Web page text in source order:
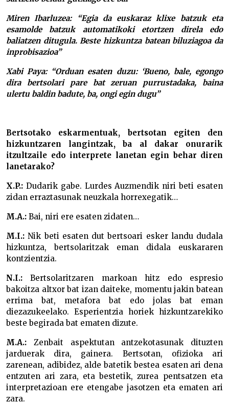
Miren Ibarluzea: “Egia da euskaraz klixe batzuk eta
esamolde batzuk automatikoki etortzen direla edo
baliatzen ditugula. Beste hizkuntza batean biluziagoa da
inprobisazioa”
Xabi Paya: “Orduan esaten duzu: ‘Bueno, bale, egongo
dira bertsolari pare bat zeruan purrustadaka, baina
ulertu baldin badute, ba, ongi egin dugu”
Bertsotako eskarmentuak, bertsotan egiten den
hizkuntzaren langintzak, ba al dakar onurarik
itzultzaile edo interprete lanetan egin behar diren
lanetarako?
X.P.: Dudarik gabe. Lurdes Auzmendik niri beti esaten
zidan erraztasunak neuzkala horrexegatik…
M.A.: Bai, niri ere esaten zidaten…
M.I.: Nik beti esaten dut bertsoari esker landu dudala
hizkuntza, bertsolaritzak eman didala euskararen
kontzientzia.
N.I.: Bertsolaritzaren markoan hitz edo espresio
bakoitza altxor bat izan daiteke, momentu jakin batean
errima bat, metafora bat edo jolas bat eman
diezazukeelako. Esperientzia horiek hizkuntzarekiko
beste begirada bat ematen dizute.
M.A.: Zenbait aspektutan antzekotasunak dituzten
jarduerak dira, gainera. Bertsotan, ofizioka ari
zarenean, adibidez, alde batetik bestea esaten ari dena
entzuten ari zara, eta bestetik, zurea pentsatzen eta
interpretazioan ere etengabe jasotzen eta ematen ari
zara.